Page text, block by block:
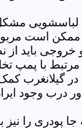
ممکن است
باید از
مرتبط با پمپ
گیلانغرب
درب وجود
را نیز